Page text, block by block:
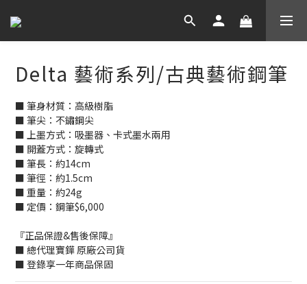
Delta 藝術系列/古典藝術鋼筆
■ 筆身材質：高級樹脂
■ 筆尖：不鏽鋼尖
■ 上墨方式：吸墨器、卡式墨水兩用
■ 開蓋方式：旋轉式
■ 筆長：約14cm
■ 筆徑：約1.5cm
■ 重量：約24g
■ 定價：鋼筆$6,000
『正品保證&售後保障』
■ 總代理寶鏵 原廠公司貨
■ 登錄享一年商品保固